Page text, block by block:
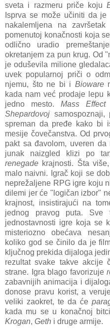
sveta i razmeru priče koju
Isprva se može učiniti da
nakalemljena na
pomenutoj konačnosti koja
odlično uradio
okretanjem za pun krug. Od
je oduševila milione
uvek popularnoj priči o
njemu, što ne bi i Bioware
kada nam već prodaje lepu
jedno mesto.Mass Effect
Shepardovoj
spreman da pređe kako bi
mesije čovečanstva. Od
pakt sa đavolom, uveren
junak naizgled klizi po
renegade krajnosti. Šta
malo naivni. Igrač koji se
neprežaljene RPG igre koju
dilemi jer će "logičan izbor"
krajnost, insistirajući na
jednog pravog puta.
jednostavnosti igre koja se
misteriozno obećava
koliko god se činilo da je
ključnog prekida dijaloga
rezultat svake takve akcije
strane. Igra blago favorizuje
zabavnijih animacija i
donose pravu korist, a
veliki zaokret, te da će
kada mu se u konačnoj
Krogan, Geth i druge armije.